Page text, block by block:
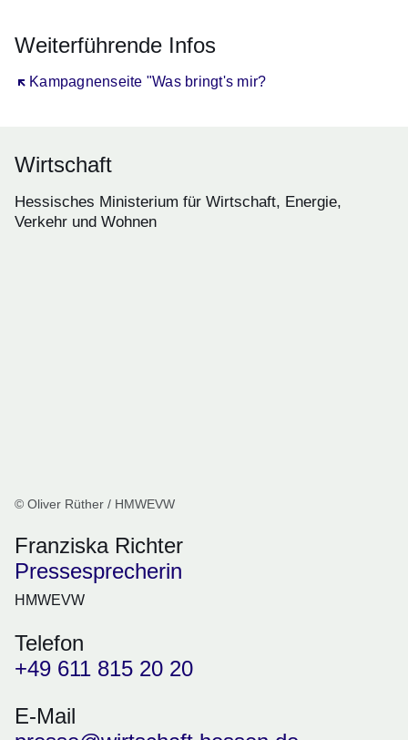
Weiterführende Infos
Kampagnenseite "Was bringt's mir?
Öffnet sich in einem neuen Fenster
Wirtschaft
Hessisches Ministerium für Wirtschaft, Energie,
Verkehr und Wohnen
© Oliver Rüther / HMWEVW
Franziska Richter
Pressesprecherin
HMWEVW
Telefon
+49 611 815 20 20
E-Mail